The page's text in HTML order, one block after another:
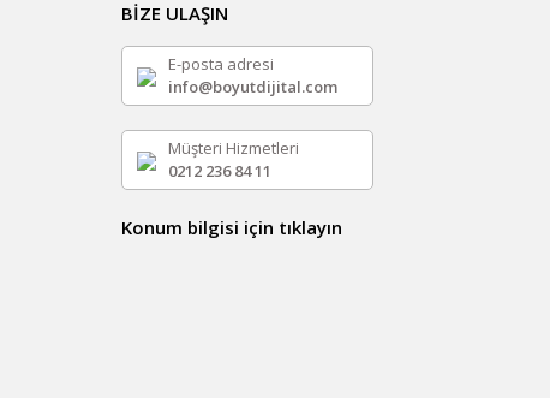
BİZE ULAŞIN
E-posta adresi
info@boyutdijital.com
Müşteri Hizmetleri
0212 236 84 11
Konum bilgisi için tıklayın